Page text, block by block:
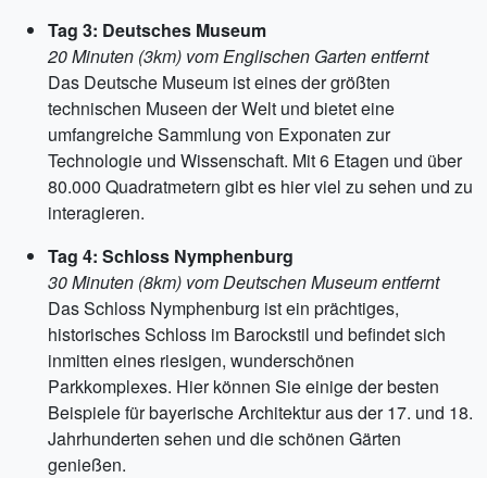
Tag 3: Deutsches Museum
20 Minuten (3km) vom Englischen Garten entfernt
Das Deutsche Museum ist eines der größten
technischen Museen der Welt und bietet eine
umfangreiche Sammlung von Exponaten zur
Technologie und Wissenschaft. Mit 6 Etagen und über
80.000 Quadratmetern gibt es hier viel zu sehen und zu
interagieren.
Tag 4: Schloss Nymphenburg
30 Minuten (8km) vom Deutschen Museum entfernt
Das Schloss Nymphenburg ist ein prächtiges,
historisches Schloss im Barockstil und befindet sich
inmitten eines riesigen, wunderschönen
Parkkomplexes. Hier können Sie einige der besten
Beispiele für bayerische Architektur aus der 17. und 18.
Jahrhunderten sehen und die schönen Gärten
genießen.